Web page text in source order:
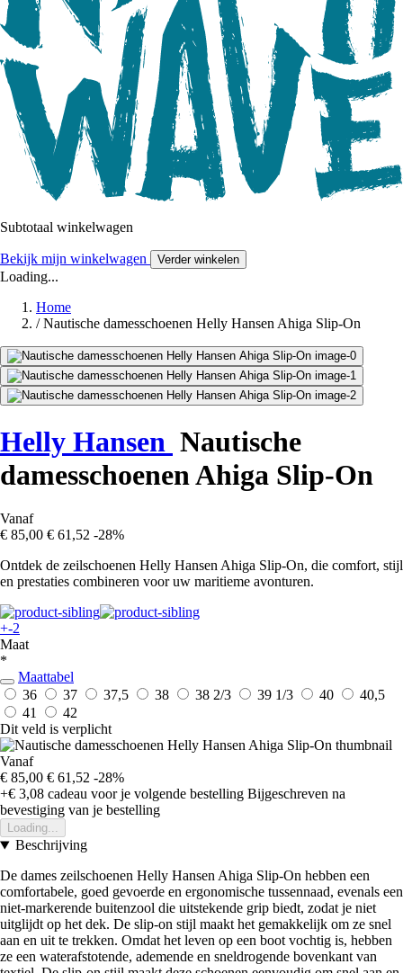
Subtotaal winkelwagen
Bekijk mijn winkelwagen Verder winkelen
Loading...
Home
/ Nautische damesschoenen Helly Hansen Ahiga Slip-On
Helly Hansen Nautische
damesschoenen Ahiga Slip-On
Vanaf
€ 85,00 € 61,52 -28%
Ontdek de zeilschoenen Helly Hansen Ahiga Slip-On, die comfort, stijl
en prestaties combineren voor uw maritieme avonturen.
+-2
Maat
*
Maattabel
36
37 37,5 38 38 2/3 39 1/3 40
40,5
41
42
Dit veld is verplicht
Vanaf
€ 85,00 € 61,52 -28%
+€ 3,08 cadeau voor je volgende bestelling Bijgeschreven na
bevestiging van je bestelling
Loading...
Beschrijving
De dames zeilschoenen Helly Hansen Ahiga Slip-On hebben een
comfortabele, goed gevoerde en ergonomische tussennaad, evenals een
niet-markerende buitenzool die uitstekende grip biedt, zodat je niet
uitglijdt op het dek. De slip-on stijl maakt het gemakkelijk om ze snel
aan en uit te trekken. Omdat het leven op een boot vochtig is, hebben
ze een waterafstotende, ademende en sneldrogende bovenkant van